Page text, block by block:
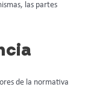
las partes
de la normativa